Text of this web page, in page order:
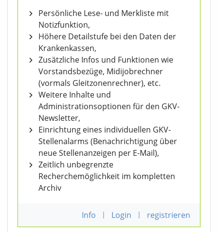
Persönliche Lese- und Merkliste mit
Notizfunktion,
Höhere Detailstufe bei den Daten der
Krankenkassen,
Zusätzliche Infos und Funktionen wie
Vorstandsbezüge, Midijobrechner
(vormals Gleitzonenrechner), etc.
Weitere Inhalte und
Administrationsoptionen für den GKV-
Newsletter,
Einrichtung eines individuellen GKV-
Stellenalarms (Benachrichtigung über
neue Stellenanzeigen per E-Mail),
Zeitlich unbegrenzte
Recherchemöglichkeit im kompletten
Archiv
Info | Login | registrieren